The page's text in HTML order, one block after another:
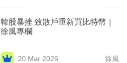
韓股暴挫 致散戶重新買比特幣｜
徐風專欄
20 Mar 2026 徐風